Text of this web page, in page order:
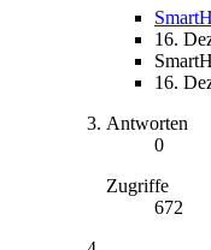
16.
16.
Antworten
0
Zugriffe
672